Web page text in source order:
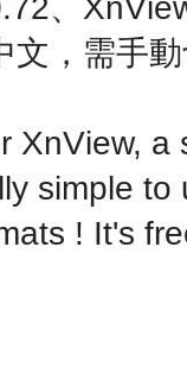
、
文，需手
XnView,
simple
! It's